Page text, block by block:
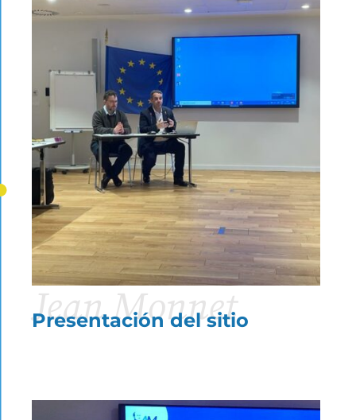
Presentación del sitio
Jean Monnet